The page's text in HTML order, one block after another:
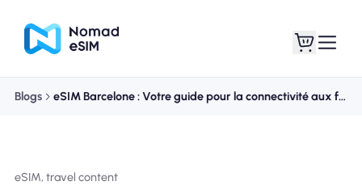
Blogs eSIM Barcelone : Votre guide pour la connectivité aux festivals et aux plages
eSIM, travel content